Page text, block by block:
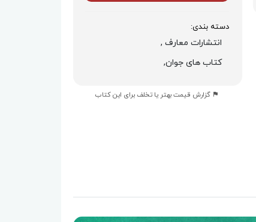
دسته بندی:
انتشارات معارف ,
کتاب های جوان,
گزارش قیمت بهتر یا تخلف برای این کتاب